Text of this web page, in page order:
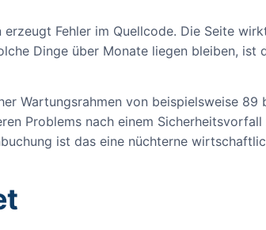
Fehler im Quellcode. Die Seite
Dinge über Monate liegen bleiben, ist
Wartungsrahmen von beispielsweise 89
Problems nach einem
ist das eine nüchterne